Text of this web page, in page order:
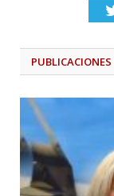
PUBLICACIONES